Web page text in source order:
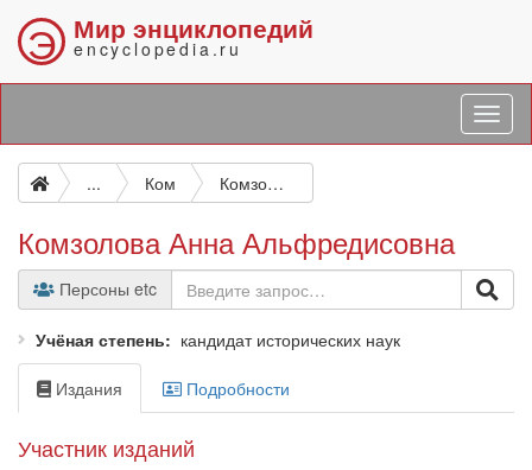
Э Мир энциклопедий
encyclopedia.ru
... Ком Комзолова Анна Альфредисовна
Комзолова Анна Альфредисовна
Персоны etc
Учёная степень кандидат исторических наук
Издания Подробности
Участник изданий